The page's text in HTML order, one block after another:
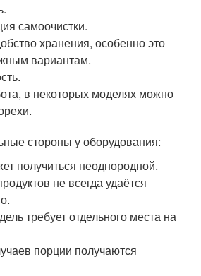
самоочистки.
хранения, особенно это
вариантам.
в некоторых моделях можно
стороны у оборудования:
получиться неоднородной.
не всегда удаётся
требует отдельного места на
порции получаются